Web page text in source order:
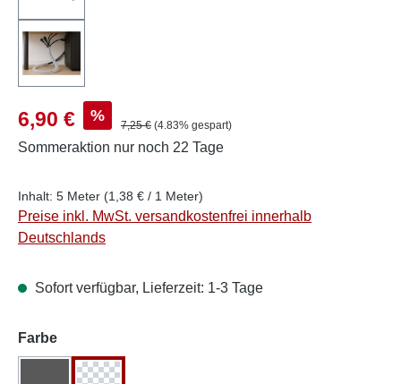
Verkaufspreis:
6,90 € % Regulärer Preis:
7,25 € (4.83% gespart)
Sommeraktion nur noch 22 Tage
Inhalt: 5 Meter (1,38 € / 1 Meter)
Preise inkl. MwSt. versandkostenfrei innerhalb
Deutschlands
Sofort verfügbar, Lieferzeit: 1-3 Tage
Farbeauswählen